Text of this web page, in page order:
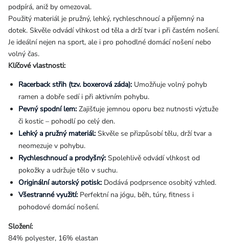
podpírá, aniž by omezoval.
Použitý materiál je pružný, lehký, rychleschnoucí a příjemný na
dotek. Skvěle odvádí vlhkost od těla a drží tvar i při častém nošení.
Je ideální nejen na sport, ale i pro pohodlné domácí nošení nebo
volný čas.
Klíčové vlastnosti:
Racerback střih (tzv. boxerová záda): Umožňuje volný pohyb
ramen a dobře sedí i při aktivním pohybu.
Pevný spodní lem: Zajišťuje jemnou oporu bez nutnosti výztuže
či kostic – pohodlí po celý den.
Lehký a pružný materiál: Skvěle se přizpůsobí tělu, drží tvar a
neomezuje v pohybu.
Rychleschnoucí a prodyšný: Spolehlivě odvádí vlhkost od
pokožky a udržuje tělo v suchu.
Originální autorský potisk: Dodává podprsence osobitý vzhled.
Všestranné využití: Perfektní na jógu, běh, túry, fitness i
pohodové domácí nošení.
Složení:
84% polyester, 16% elastan